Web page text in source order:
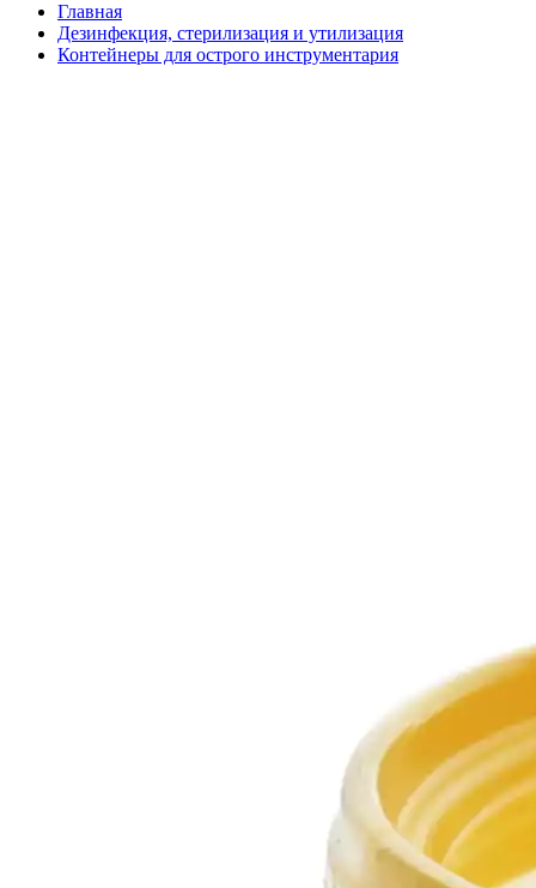
Главная
Дезинфекция, стерилизация и утилизация
Контейнеры для острого инструментария